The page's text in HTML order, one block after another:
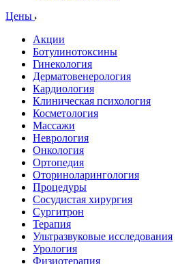
Цены
Акции
Ботулинотоксины
Гинекология
Дерматовенерология
Кардиология
Клиническая психология
Косметология
Массажи
Неврология
Онкология
Ортопедия
Оториноларингология
Процедуры
Сосудистая хирургия
Сургитрон
Терапия
Ультразвуковые исследования
Урология
Физиотерапия